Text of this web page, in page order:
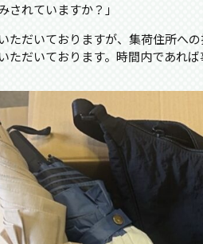
されていますか？」
ただいておりますが、集荷住所へ
ただいております。時間内であれ